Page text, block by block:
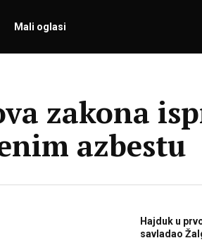
Mali oglasi
zakona
azbestu
Hajduk u
savladao